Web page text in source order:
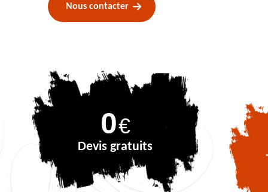
Nous contacter
0€
Devis gratuits